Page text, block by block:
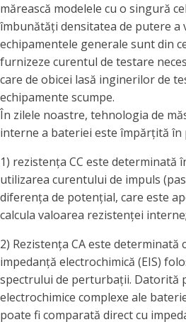
mărească modelele cu o singură
îmbunătăți densitatea de putere a
echipamentele generale sunt din
furnizeze curentul de testare
care de obicei lasă inginerilor de
echipamente scumpe.
În zilele noastre, tehnologia de
interne a bateriei este împărțită
1) rezistența CC este determinată
utilizarea curentului de impuls
diferența de potențial, care este
calcula valoarea rezistenței interne;
2) Rezistența CA este determinată
impedanță electrochimică (EIS)
spectrului de perturbații. Datorită
electrochimice complexe ale
poate fi comparată direct cu